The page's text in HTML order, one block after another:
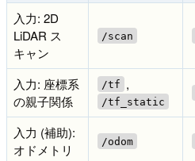
入力: 2D
LiDAR ス
キャン
/scan
入力: 座標系
の親子関係
/tf ,
/tf_static
入力 (補助):
オドメトリ
/odom